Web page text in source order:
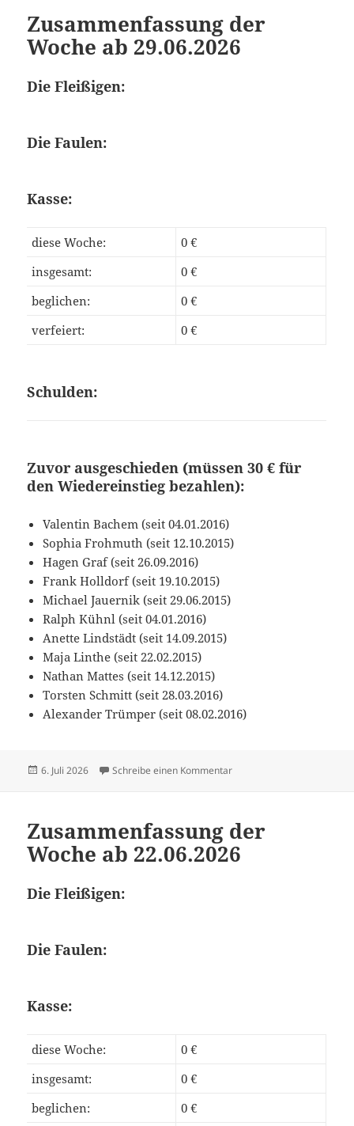
Zusammenfassung der
Woche ab 29.06.2026
Die Fleißigen:
Die Faulen:
Kasse:
diese Woche:
0 €
insgesamt:
0 €
beglichen:
0 €
verfeiert:
0 €
Schulden:
Zuvor ausgeschieden (müssen 30 € für
den Wiedereinstieg bezahlen):
Valentin Bachem (seit 04.01.2016)
Sophia Frohmuth (seit 12.10.2015)
Hagen Graf (seit 26.09.2016)
Frank Holldorf (seit 19.10.2015)
Michael Jauernik (seit 29.06.2015)
Ralph Kühnl (seit 04.01.2016)
Anette Lindstädt (seit 14.09.2015)
Maja Linthe (seit 22.02.2015)
Nathan Mattes (seit 14.12.2015)
Torsten Schmitt (seit 28.03.2016)
Alexander Trümper (seit 08.02.2016)
Veröffentlicht
6. Juli 2026 Schreibe einen Kommentarzu Zusammenfassung der
Zusammenfassung der
Woche ab 22.06.2026
Die Fleißigen:
Die Faulen:
Kasse:
diese Woche:
0 €
insgesamt:
0 €
beglichen:
0 €